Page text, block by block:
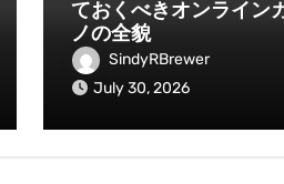
ておくべきオンライン
ノの全貌
SindyRBrewer
July 30, 2026